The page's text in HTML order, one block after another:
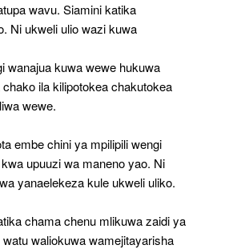
wavu. Siamini katika
Ni ukweli ulio wazi kuwa
wanajua kuwa wewe hukuwa
ila kilipotokea chakutokea
wewe.
embe chini ya mpilipili wengi
upuuzi wa maneno yao. Ni
yanaelekeza kule ukweli uliko.
chama chenu mlikuwa zaidi ya
waliokuwa wamejitayarisha